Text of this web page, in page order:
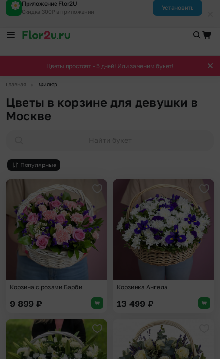
Приложение Flor2U
Скидка 300₽ в приложении
Установить
Цветы простоят - 5 дней! Или заменим букет!
Главная Фильтр
Цветы в корзине для девушки в
Москве
Найти букет
Популярные
Добавить в избранное
Корзина с розами Барби
9 899 ₽
Корзинка Ангела
13 499 ₽
Добавить в избранное